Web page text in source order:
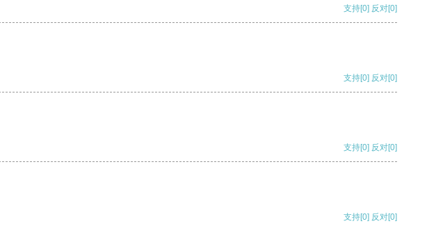
支持[0] 反对[0]
支持[0] 反对[0]
支持[0] 反对[0]
支持[0] 反对[0]